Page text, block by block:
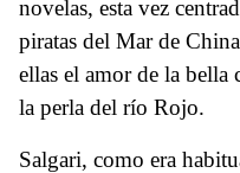
novelas, esta vez
piratas del Mar de
ellas el amor de la bella
la perla del río Rojo.
Salgari, como era